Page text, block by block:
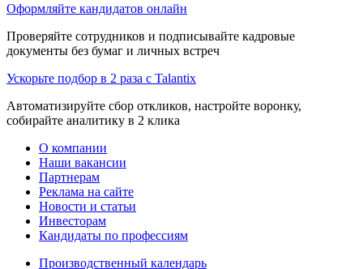
Оформляйте кандидатов онлайн
Проверяйте сотрудников и подписывайте кадровые
документы без бумаг и личных встреч
Ускорьте подбор в 2 раза с Talantix
Автоматизируйте сбор откликов, настройте воронку,
собирайте аналитику в 2 клика
О компании
Наши вакансии
Партнерам
Реклама на сайте
Новости и статьи
Инвесторам
Кандидаты по профессиям
Производственный календарь